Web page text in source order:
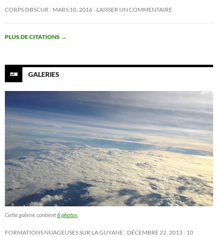
CORPS OBSCUR MARS 10, 2016 LAISSER UN COMMENTAIRE
PLUS DE CITATIONS →
GALERIES
Cette galerie contient6 photos.
FORMATIONS NUAGEUSES SUR LA GUYANE DÉCEMBRE 22, 2013 10